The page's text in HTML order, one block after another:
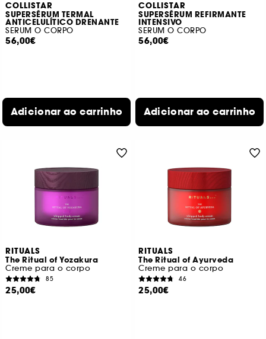
COLLISTAR
SUPERSÉRUM TERMAL
ANTICELULÍTICO DRENANTE
SERUM O CORPO
56,00€
Adicionar ao carrinho
COLLISTAR
SUPERSÉRUM REFIRMANTE
INTENSIVO
SERUM O CORPO
56,00€
Adicionar ao carrinho
RITUALS
The Ritual of Yozakura
Creme para o corpo
85
25,00€
RITUALS
The Ritual of Ayurveda
Creme para o corpo
46
25,00€